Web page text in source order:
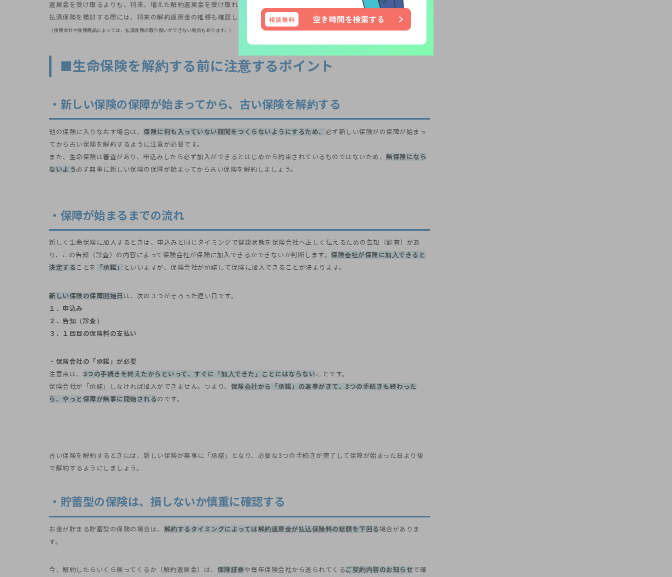
返戻金を受け取るよりも、将来、増えた解約返戻金を受け取れる場合もあります。
払済保険を検討する際には、将来の解約返戻金の推移も確認しておくと安心です。
（保険会社や保険商品によっては、払済保険の取り扱いができない場合もあります。）
■生命保険を解約する前に注意するポイント
・新しい保険の保障が始まってから、古い保険を解約する
他の保険に入りなおす場合は、 保険に何も入っていない期間をつくらないようにするため、 必ず新しい保険がの保障が始まっ
てから古い保険を解約するように注意が必要です。
また、生命保険は審査があり、申込みしたら必ず加入ができるとはじめから約束されているものではないため、 無保険になら
ないよう 必ず無事に新しい保険の保障が始まってから古い保険を解約しましょう。
・保障が始まるまでの流れ
新しく生命保険に加入するときは、申込みと同じタイミングで健康状態を保険会社へ正しく伝えるための告知（診査）があ
り、この告知（診査）の内容によって保険会社が保険に加入できるかできないか判断します。 保険会社が保険に加入できると
決定する ことを 「承諾」 といいますが、保険会社が承諾して保険に加入できることが決まります。
新しい保険の保障開始日 は、次の３つがそろった遅い日です。
１．申込み
２．告知（診査）
３．１回目の保険料の支払い
・保険会社の「承諾」が必要
注意点は、 3つの手続きを終えたからといって、すぐに「加入できた」ことにはならない ことです。
保険会社が「承諾」しなければ加入ができません。つまり、 保険会社から「承諾」の返事がきて、3つの手続きも終わった
ら、やっと保障が無事に開始される のです。
古い保険を解約するときには、新しい保険が無事に「承諾」となり、必要な3つの手続きが完了して保障が始まった日より後
で解約するようにしましょう。
・貯蓄型の保険は、損しないか慎重に確認する
お金が貯まる貯蓄型の保険の場合は、 解約するタイミングによっては解約返戻金が払込保険料の総額を下回る 場合がありま
す。
今、解約したらいくら戻ってくるか（解約返戻金）は、 保険証券や毎年保険会社から送られてくるご契約内容のお知らせで確